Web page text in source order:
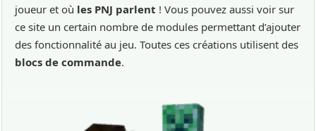
joueur et où les PNJ parlent ! Vous pouvez aussi voir sur
ce site un certain nombre de modules permettant d’ajouter
des fonctionnalité au jeu. Toutes ces créations utilisent des
blocs de commande.